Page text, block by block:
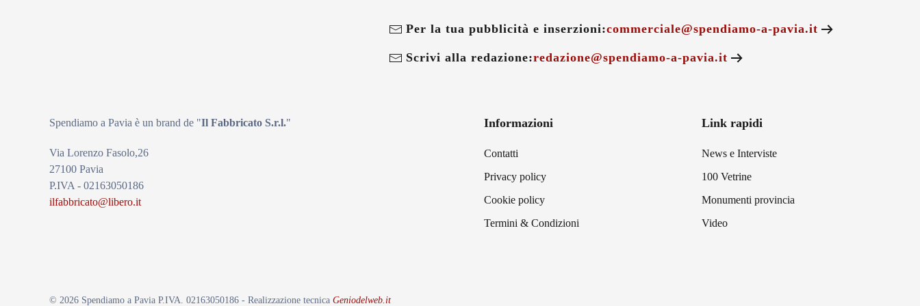
Per la tua pubblicità e inserzioni:commerciale@spendiamo-a-pavia.it
Scrivi alla redazione:redazione@spendiamo-a-pavia.it
Spendiamo a Pavia è un brand de "Il Fabbricato S.r.l."
Via Lorenzo Fasolo,26
27100 Pavia
P.IVA - 02163050186
ilfabbricato@libero.it
Informazioni
Contatti
Privacy policy
Cookie policy
Termini & Condizioni
Link rapidi
News e Interviste
100 Vetrine
Monumenti provincia
Video
© 2026 Spendiamo a Pavia P.IVA. 02163050186 - Realizzazione tecnica Geniodelweb.it